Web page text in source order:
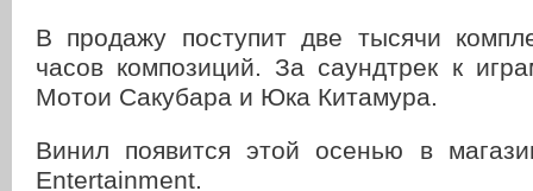
В продажу поступит две тысячи
часов композиций. За саундтрек к
Мотои Сакубара и Юка Китамура.
Винил появится этой осенью в
Entertainment.